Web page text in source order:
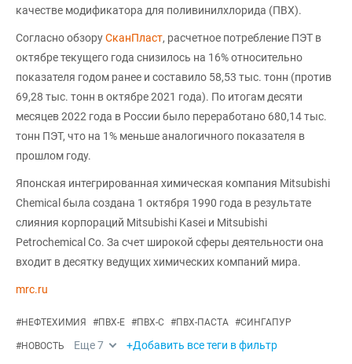
качестве модификатора для поливинилхлорида (ПВХ).
Согласно обзоруСканПласт, расчетное потребление ПЭТ в
октябре текущего года снизилось на 16% относительно
показателя годом ранее и составило 58,53 тыс. тонн (против
69,28 тыс. тонн в октябре 2021 года). По итогам десяти
месяцев 2022 года в России было переработано 680,14 тыс.
тонн ПЭТ, что на 1% меньше аналогичного показателя в
прошлом году.
Японская интегрированная химическая компания Mitsubishi
Chemical была создана 1 октября 1990 года в результате
слияния корпораций Mitsubishi Kasei и Mitsubishi
Petrochemical Co. За счет широкой сферы деятельности она
входит в десятку ведущих химических компаний мира.
mrc.ru
#НЕФТЕХИМИЯ #ПВХ-Е #ПВХ-С #ПВХ-ПАСТА #СИНГАПУР
#НОВОСТЬ Еще7 +Добавить все теги в фильтр